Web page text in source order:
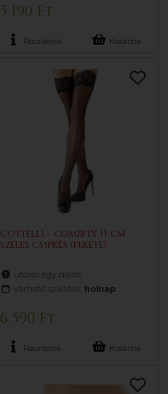
5 190 Ft
Részletek Kosárba
Cottelli - combfix 11 cm
széles csipkés (fekete)
utolsó egy darab
várható szállítás: holnap
6 590 Ft
Részletek Kosárba